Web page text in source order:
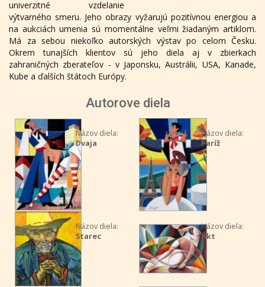
univerzitné vzdelanie
výtvarného smeru. Jeho obrazy vyžarujú pozitívnou energiou a
na aukciách umenia sú momentálne veľmi žiadaným artiklom.
Má za sebou niekoľko autorských výstav po celom Česku.
Okrem tunajších klientov sú jeho diela aj v zbierkach
zahraničných zberateľov - v Japonsku, Austrálii, USA, Kanade,
Kube a ďalších štátoch Európy.
Autorove diela
Názov diela:
Dvaja
Názov diela:
Paríž
Názov diela:
Starec
Názov diela:
Akt